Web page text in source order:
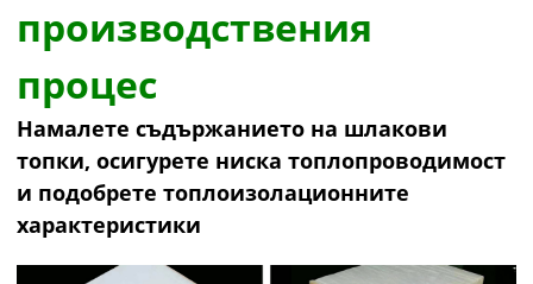
производствения
процес
Намалете съдържанието на шлакови
топки, осигурете ниска топлопроводимост
и подобрете топлоизолационните
характеристики